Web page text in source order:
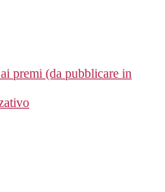
premi (da pubblicare in